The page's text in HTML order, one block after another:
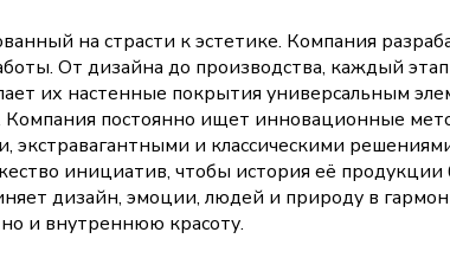
на страсти к эстетике. Компания
От дизайна до производства, каждый
их настенные покрытия универсальным
Компания постоянно ищет инновационные
экстравагантными и классическими
инициатив, чтобы история её
дизайн, эмоции, людей и природу в
и внутреннюю красоту.